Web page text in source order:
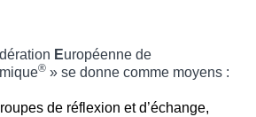
Européenne de
® » se donne comme moyens :
de réflexion et d’échange,